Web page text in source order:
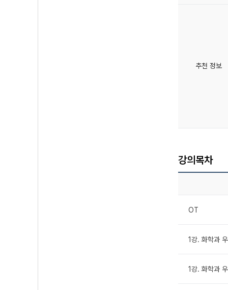
추천 정보
강의목차
OT
1강. 화학과
1강. 화학과